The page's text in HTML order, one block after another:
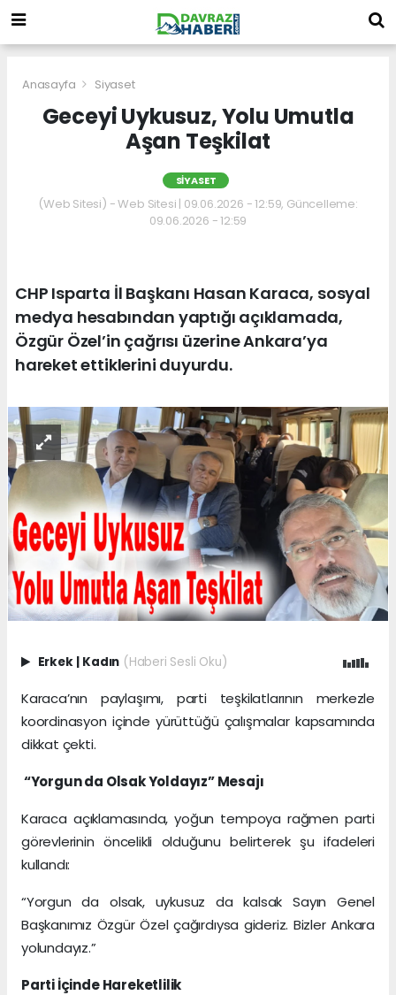
Anasayfa Siyaset
Geceyi Uykusuz, Yolu Umutla
Aşan Teşkilat
SIYASET
(Web Sitesi) - Web Sitesi | 09.06.2026 - 12:59, Güncelleme:
09.06.2026 - 12:59
CHP Isparta İl Başkanı Hasan Karaca, sosyal
medya hesabından yaptığı açıklamada,
Özgür Özel’in çağrısı üzerine Ankara’ya
hareket ettiklerini duyurdu.
Erkek | Kadın (Haberi Sesli Oku)
Karaca’nın paylaşımı, parti teşkilatlarının merkezle
koordinasyon içinde yürüttüğü çalışmalar kapsamında
dikkat çekti.
“Yorgun da Olsak Yoldayız” Mesajı
Karaca açıklamasında, yoğun tempoya rağmen parti
görevlerinin öncelikli olduğunu belirterek şu ifadeleri
kullandı:
“Yorgun da olsak, uykusuz da kalsak Sayın Genel
Başkanımız Özgür Özel çağırdıysa gideriz. Bizler Ankara
yolundayız.”
Parti İçinde Hareketlilik